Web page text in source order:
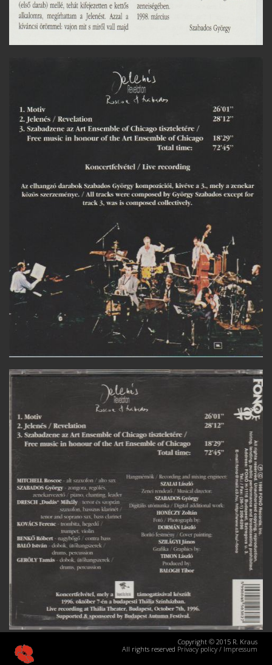
Copyright © 2015 R. Kraus
All rights reserved Privacy policy / Impressum